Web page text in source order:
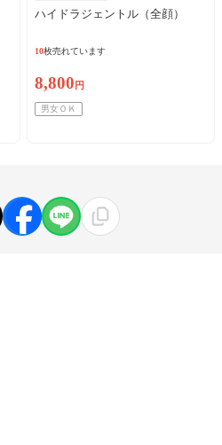
ハイドラジェントル（全顔）
10枚売れています
8,800 円
男女ＯＫ